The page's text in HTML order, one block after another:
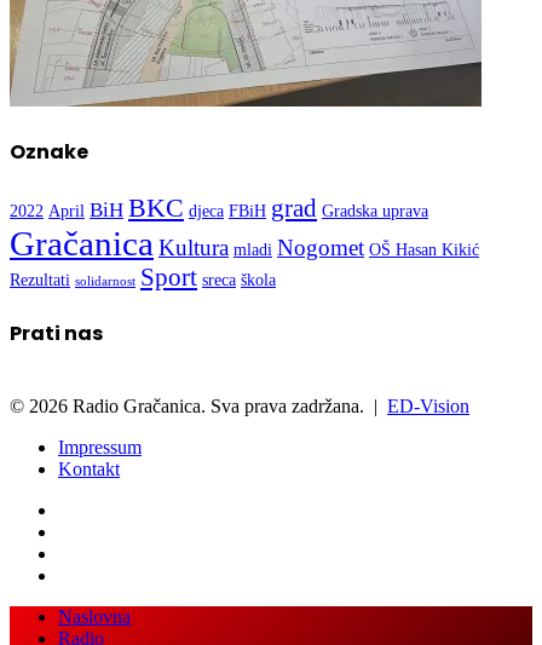
Oznake
2022 April BiH BKC djeca FBiH grad Gradska uprava
GračanicaKultura mladi Nogomet OŠ Hasan Kikić
Rezultati solidarnost Sport sreca škola
Prati nas
© 2026 Radio Gračanica. Sva prava zadržana. | ED-Vision
Impressum
Kontakt
Facebook
Twitter
LinkedIn
WhatsApp
Viber
Back
Close
Naslovna
Radio